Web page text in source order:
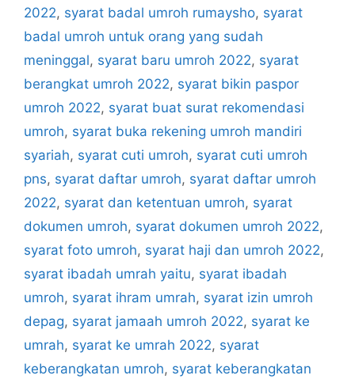
2022, syarat badal umroh rumaysho, syarat
badal umroh untuk orang yang sudah
meninggal, syarat baru umroh 2022, syarat
berangkat umroh 2022, syarat bikin paspor
umroh 2022, syarat buat surat rekomendasi
umroh, syarat buka rekening umroh mandiri
syariah, syarat cuti umroh, syarat cuti umroh
pns, syarat daftar umroh, syarat daftar umroh
2022, syarat dan ketentuan umroh, syarat
dokumen umroh, syarat dokumen umroh 2022,
syarat foto umroh, syarat haji dan umroh 2022,
syarat ibadah umrah yaitu, syarat ibadah
umroh, syarat ihram umrah, syarat izin umroh
depag, syarat jamaah umroh 2022, syarat ke
umrah, syarat ke umrah 2022, syarat
keberangkatan umroh, syarat keberangkatan